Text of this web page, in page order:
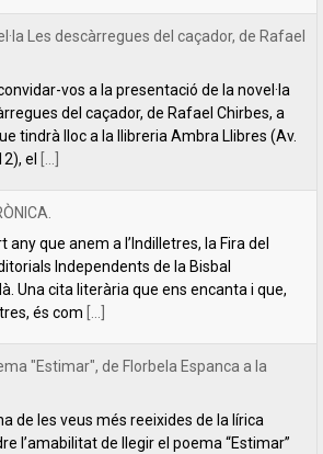
any que anem a l’Indilletres, la Fira del
Independents de la Bisbal
Una cita literària que ens encanta i que,
és com[...]
"Estimar", de Florbela Espanca a la
de les veus més reeixides de la lírica
l’amabilitat de llegir el poema “Estimar”
programa de literatura[...]
de les lletres portugueses
Lletra Impresa acaba de publicar en català
obra íntegra de poesia de Florbela
tracta de Bruc en flor (Charneca em flor,
considerat el[...]